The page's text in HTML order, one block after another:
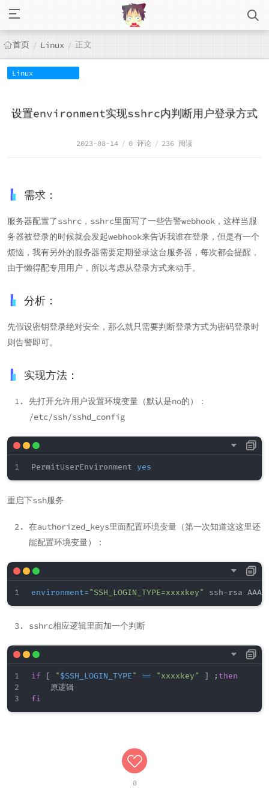
首页 / Linux / 正文
Linux
设置environment实现sshrc内判断用户登录方式
2023-08-14 / 0 评论 / 236 阅读
需求：
服务器配置了sshrc，sshrc里面写了一些告警webhook，这样当服
务器被登录的时候就会发起webhook来告诉我谁在登录，但是有一个
烦恼，我有另外的服务器需要定期登录这台服务器，每次都会提醒，
由于懒得配专用用户，所以考虑从登录方式来动手。
分析：
先假设密钥登录绝对安全，那么就只需要判断登录方式为密码登录时
则告警即可。
实现方法：
先打开允许用户设置环境变量（默认是no的）：
/etc/ssh/sshd_config
PermitUserEnvironment yes
重启下ssh服务
在authorized_keys里面配置环境变量（第一次知道这这里还
能配置环境变量）：
environment="SSH_LOGIN_TYPE=xxxxkey" ssh-rsa AAAA
sshrc相应逻辑里面加一个判断
if [ "$SSH_LOGIN_TYPE" == "xxxxkey" ] ; then
fi
0